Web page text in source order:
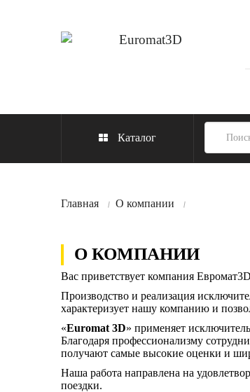
Каталог
Главная О компании
О КОМПАНИИ
Вас приветствует компания
Производство и реализация
характеризует нашу компанию и
«Euromat 3D» применяет
Благодаря профессионализму
получают самые высокие оценки и
Наша работа направлена на
поездки.